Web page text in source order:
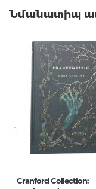
Նմանատիպ
Cranford Collection: